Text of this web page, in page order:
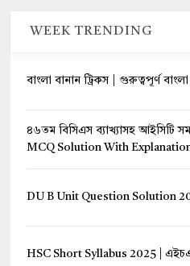
WEEK TRENDING
বাংলা বানান ট্রিকস | গুরুত্বপূর্ণ
৪৬তম বিসিএস ব্যাখ্যাসহ আইসিটি
MCQ Solution With
DU B Unit Question Solution
HSC Short Syllabus 2025 |